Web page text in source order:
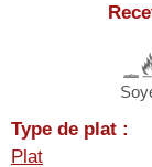
Type de plat :
Plat